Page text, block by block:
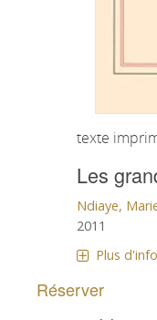
texte
Les
Ndiaye,
2011
Plus
Réserver